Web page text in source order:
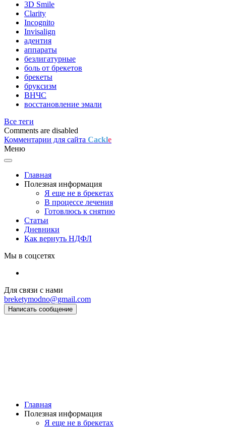
3D Smile
Clarity
Incognito
Invisalign
адентия
аппараты
безлигатурные
боль от брекетов
брекеты
бруксизм
ВНЧС
восстановление эмали
Все теги
Comments are disabled
Комментарии для сайта Cackle
Меню
Главная
Полезная информация
Я еще не в брекетах
В процессе лечения
Готовлюсь к снятию
Статьи
Дневники
Как вернуть НДФЛ
Мы в соцсетях
Для связи с нами
breketymodno@gmail.com
Написать сообщение
Главная
Полезная информация
Я еще не в брекетах